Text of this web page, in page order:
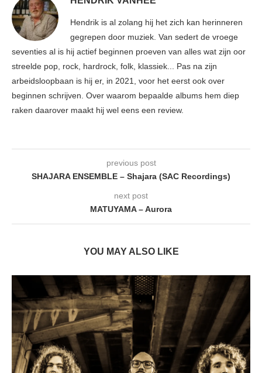
Hendrik is al zolang hij het zich kan herinneren
gegrepen door muziek. Van sedert de vroege
seventies al is hij actief beginnen proeven van alles wat zijn oor
streelde pop, rock, hardrock, folk, klassiek... Pas na zijn
arbeidsloopbaan is hij er, in 2021, voor het eerst ook over
beginnen schrijven. Over waarom bepaalde albums hem diep
raken daarover maakt hij wel eens een review.
previous post
SHAJARA ENSEMBLE – Shajara (SAC Recordings)
next post
MATUYAMA – Aurora
YOU MAY ALSO LIKE